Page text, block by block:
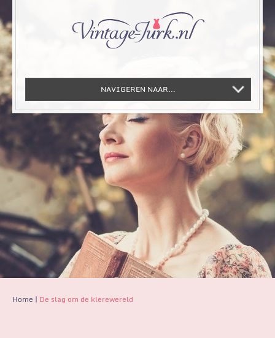
NAVIGEREN NAAR...
Home | De slag om de klerewereld